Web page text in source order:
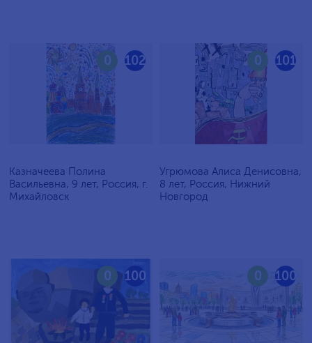
102
0
Казначеева Полина
Васильевна, 9 лет, Россия, г.
Михайловск
101
0
Угрюмова Алиса Денисовна,
8 лет, Россия, Нижний
Новгород
100
0 100
0